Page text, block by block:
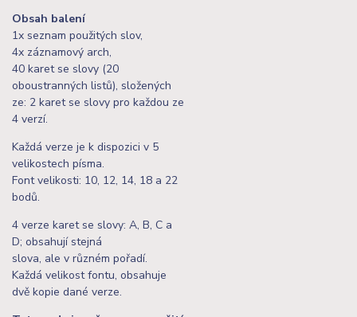
Obsah balení
1x seznam použitých slov,
4x záznamový arch,
40 karet se slovy (20
oboustranných listů), složených
ze: 2 karet se slovy pro každou ze
4 verzí.
Každá verze je k dispozici v 5
velikostech písma.
Font velikosti: 10, 12, 14, 18 a 22
bodů.
4 verze karet se slovy: A, B, C a
D; obsahují stejná
slova, ale v různém pořadí.
Každá velikost fontu, obsahuje
dvě kopie dané verze.